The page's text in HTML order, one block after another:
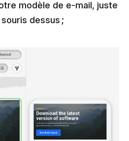
modèle de e-mail, juste
dessus ;